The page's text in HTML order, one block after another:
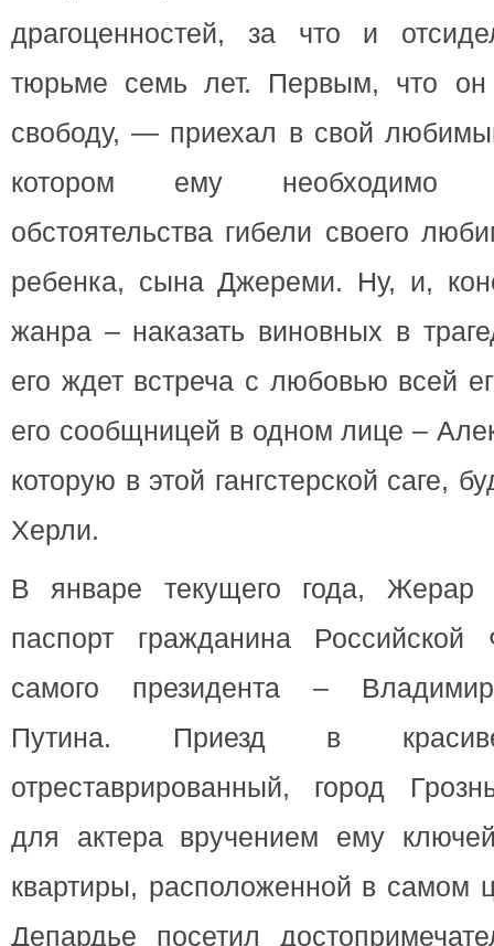
драгоценностей, за что и
тюрьме семь лет. Первым, что
свободу, — приехал в свой
котором ему необходимо
обстоятельства гибели своего
ребенка, сына Джереми. Ну, и,
жанра – наказать виновных в
его ждет встреча с любовью всей
его сообщницей в одном лице –
которую в этой гангстерской саге,
Херли.
В январе текущего года, Жерар
паспорт гражданина
самого президента –
Путина. Приезд в
отреставрированный, город
для актера вручением ему
квартиры, расположенной в самом
Депардье посетил